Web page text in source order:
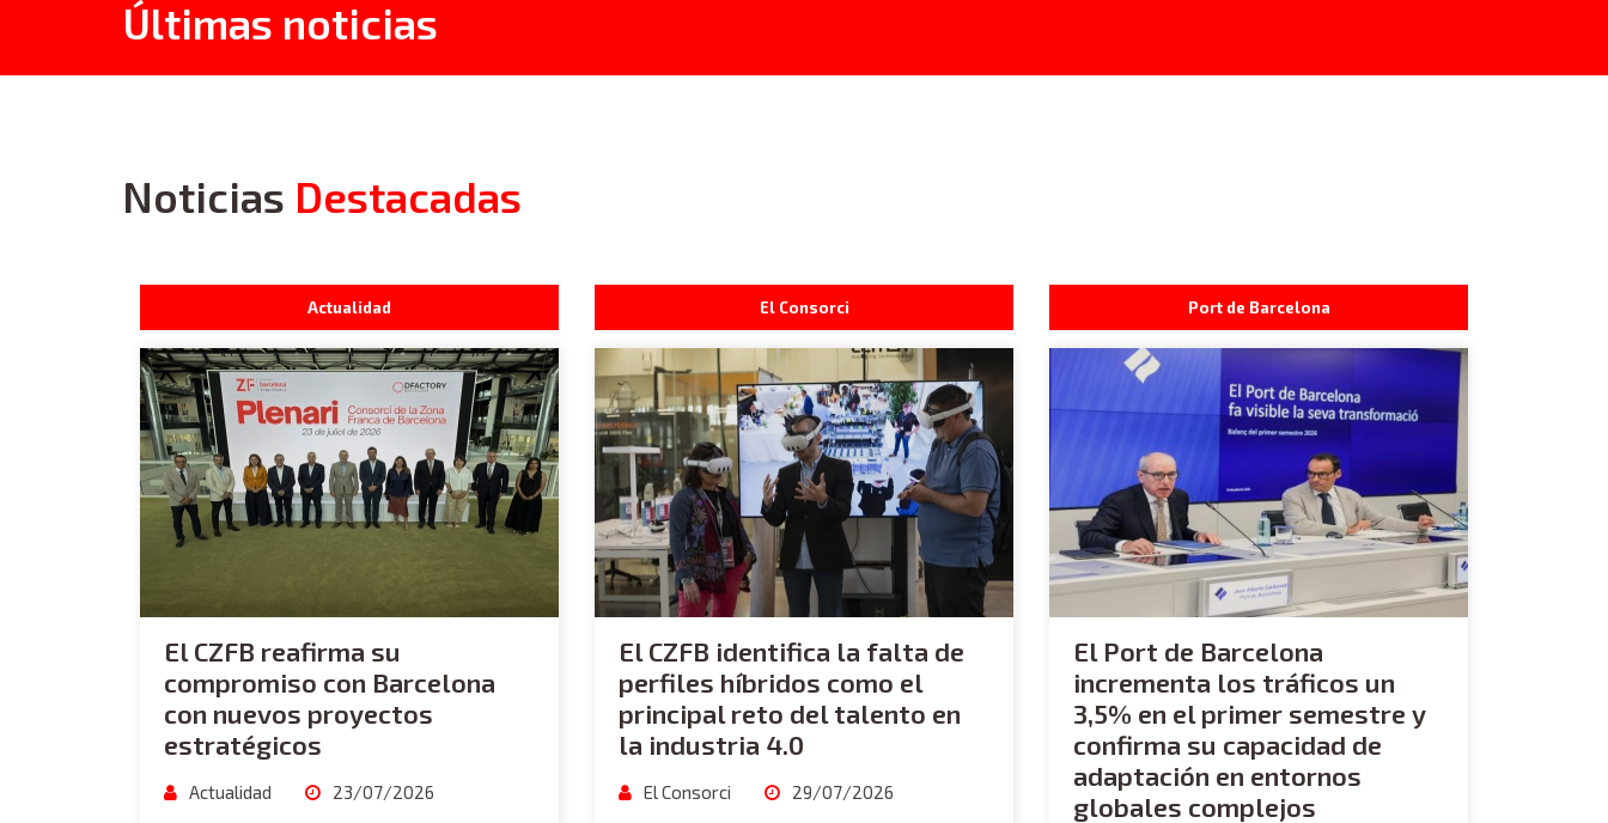
Últimas noticias
Noticias Destacadas
Actualidad
El CZFB reafirma su
compromiso con Barcelona
con nuevos proyectos
estratégicos
Actualidad 23/07/2026
El Consorci
El CZFB identifica la falta de
perfiles híbridos como el
principal reto del talento en
la industria 4.0
El Consorci 29/07/2026
Port de Barcelona
El Port de Barcelona
incrementa los tráficos un
3,5% en el primer semestre y
confirma su capacidad de
adaptación en entornos
globales complejos